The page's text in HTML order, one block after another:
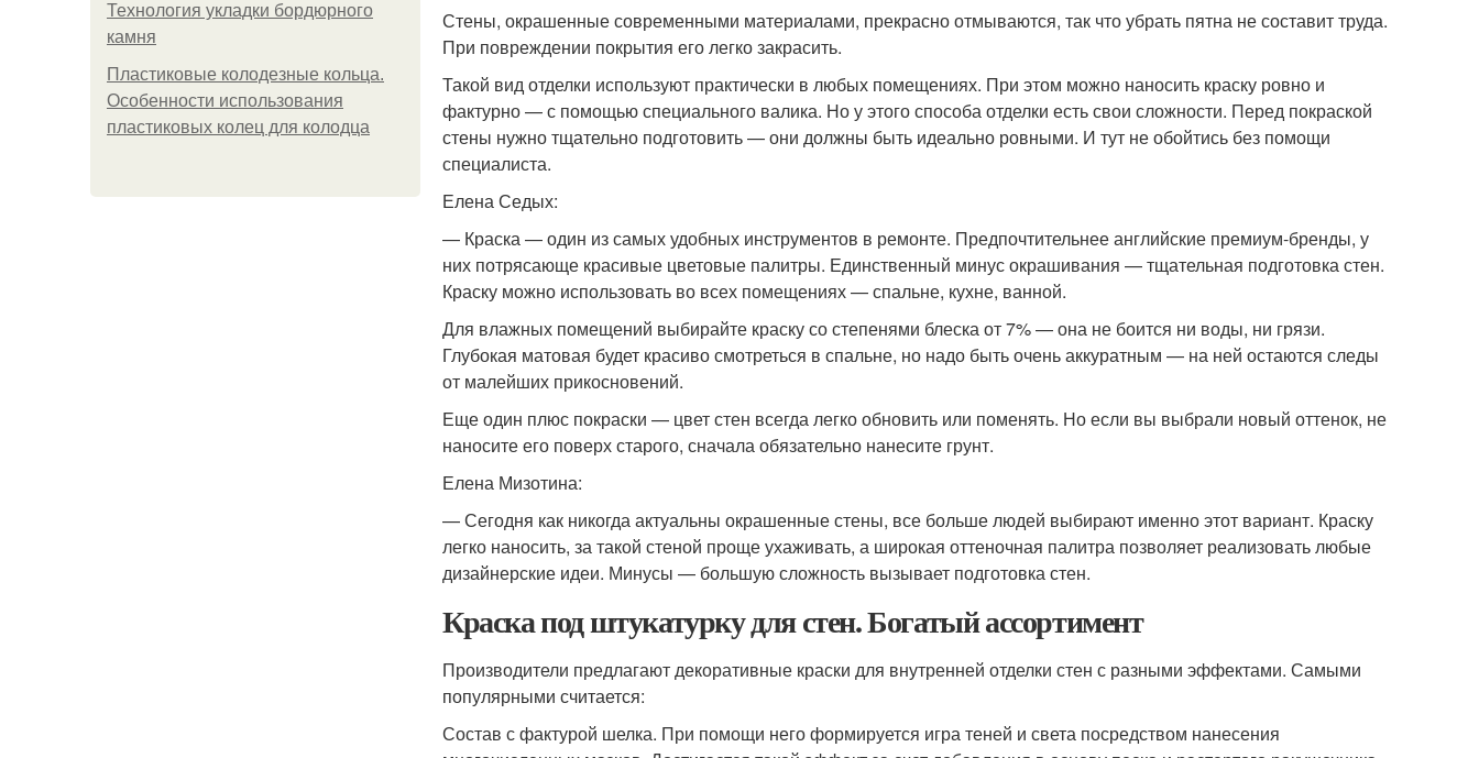
Технология укладки бордюрного
камня
Пластиковые колодезные кольца.
Особенности использования
пластиковых колец для колодца
Стены, окрашенные современными материалами, прекрасно отмываются, так что убрать пятна не составит труда.
При повреждении покрытия его легко закрасить.
Такой вид отделки используют практически в любых помещениях. При этом можно наносить краску ровно и
фактурно — с помощью специального валика. Но у этого способа отделки есть свои сложности. Перед покраской
стены нужно тщательно подготовить — они должны быть идеально ровными. И тут не обойтись без помощи
специалиста.
Елена Седых:
— Краска — один из самых удобных инструментов в ремонте. Предпочтительнее английские премиум-бренды, у
них потрясающе красивые цветовые палитры. Единственный минус окрашивания — тщательная подготовка стен.
Краску можно использовать во всех помещениях — спальне, кухне, ванной.
Для влажных помещений выбирайте краску со степенями блеска от 7% — она не боится ни воды, ни грязи.
Глубокая матовая будет красиво смотреться в спальне, но надо быть очень аккуратным — на ней остаются следы
от малейших прикосновений.
Еще один плюс покраски — цвет стен всегда легко обновить или поменять. Но если вы выбрали новый оттенок, не
наносите его поверх старого, сначала обязательно нанесите грунт.
Елена Мизотина:
— Сегодня как никогда актуальны окрашенные стены, все больше людей выбирают именно этот вариант. Краску
легко наносить, за такой стеной проще ухаживать, а широкая оттеночная палитра позволяет реализовать любые
дизайнерские идеи. Минусы — большую сложность вызывает подготовка стен.
Краска под штукатурку для стен. Богатый ассортимент
Производители предлагают декоративные краски для внутренней отделки стен с разными эффектами. Самыми
популярными считается:
Состав с фактурой шелка. При помощи него формируется игра теней и света посредством нанесения